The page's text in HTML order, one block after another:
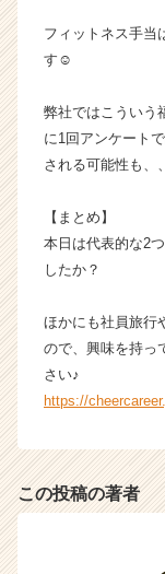
フィットネス手当
す☺
弊社ではこういう
に1回アンケート
される可能性も、
【まとめ】
本日は代表的な2
したか？
ほかにも社員旅行
ので、興味を持っ
さい♪
https://
この投稿の著者